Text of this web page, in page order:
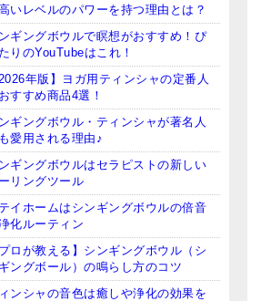
いレベルのパワーを持つ理由とは？
ギングボウルで瞑想がおすすめ！ぴ
りのYouTubeはこれ！
2026年版】ヨガ用ティンシャの定番人
すすめ商品4選！
ギングボウル・ティンシャが著名人
愛用される理由♪
ギングボウルはセラピストの新しい
リングツール
イホームはシンギングボウルの倍音
化ルーティン
プロが教える】シンギングボウル（シ
ングボール）の鳴らし方のコツ
ンシャの音色は癒しや浄化の効果を